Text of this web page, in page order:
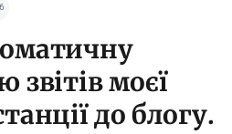
звітів моєї
до блогу.